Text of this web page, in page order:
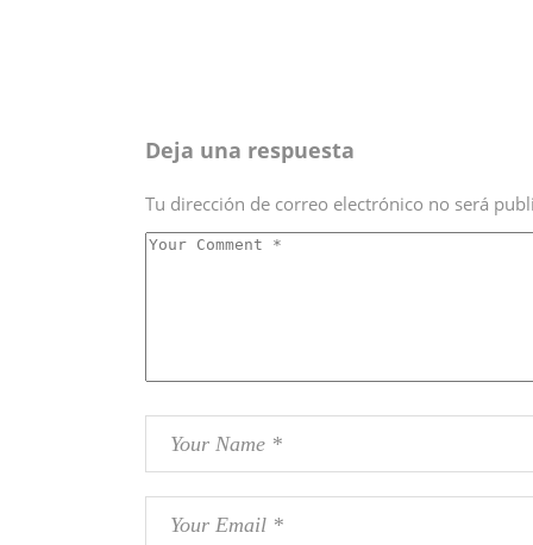
Deja una respuesta
Tu dirección de correo electrónico no será